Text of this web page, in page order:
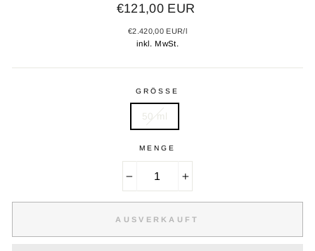
Normaler
€121,00 EUR
€2.420,00 EUR/l
inkl. MwSt.
GRÖSSE
50 ml
MENGE
AUSVERKAUFT